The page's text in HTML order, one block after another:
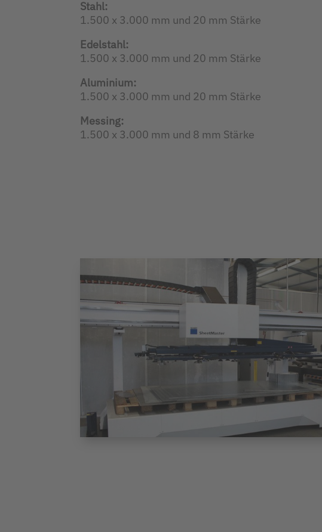
Stahl:
1.500 x 3.000 mm und 20 mm Stärke
Edelstahl:
1.500 x 3.000 mm und 20 mm Stärke
Aluminium:
1.500 x 3.000 mm und 20 mm Stärke
Messing:
1.500 x 3.000 mm und 8 mm Stärke